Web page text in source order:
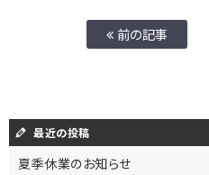
前の記事
最近の投稿
夏季休業のお知らせ